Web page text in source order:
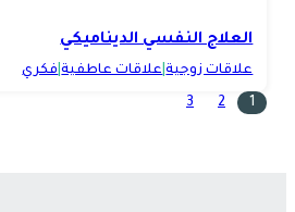
العلاج النفسي الديناميكي
علاقات زوجية|علاقات عاطفية|فكري
1
2
3